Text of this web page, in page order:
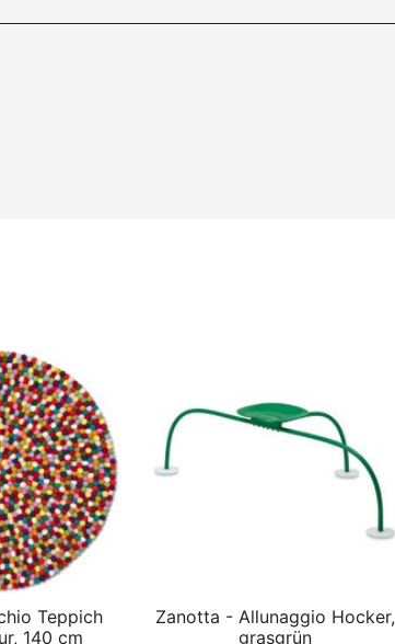
Teppich
140 cm
Zanotta - Allunaggio Hocker,
grasgrün